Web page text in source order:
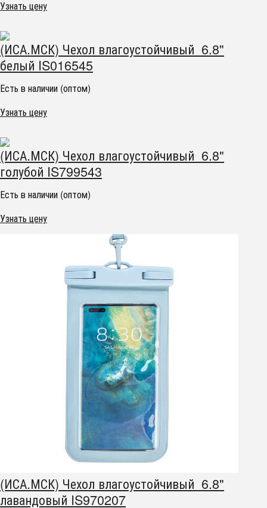
Узнать цену
(ИСА.МСК) Чехол влагоустойчивый 6.8"
белый IS016545
Есть в наличии (оптом)
Узнать цену
(ИСА.МСК) Чехол влагоустойчивый 6.8"
голубой IS799543
Есть в наличии (оптом)
Узнать цену
(ИСА.МСК) Чехол влагоустойчивый 6.8"
лавандовый IS970207